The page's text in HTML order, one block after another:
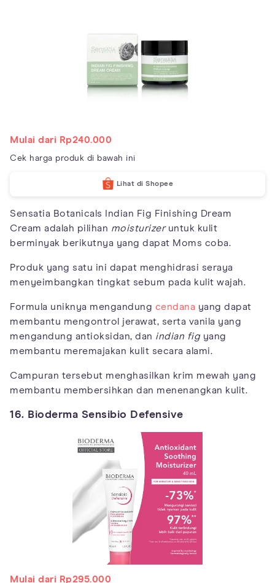
Mulai dari Rp240.000
Cek harga produk di bawah ini
Lihat di Shopee
Sensatia Botanicals Indian Fig Finishing Dream
Cream adalah pilihan moisturizeruntuk kulit
berminyak berikutnya yang dapat Moms coba.
Produk yang satu ini dapat menghidrasi seraya
menyeimbangkan tingkat sebum pada kulit wajah.
Formula uniknya mengandung cendana yang dapat
membantu mengontrol jerawat, serta vanila yang
mengandung antioksidan, dan indian figyang
membantu meremajakan kulit secara alami.
Campuran tersebut menghasilkan krim mewah yang
membantu membersihkan dan menenangkan kulit.
16. Bioderma Sensibio Defensive
Mulai dari Rp295.000